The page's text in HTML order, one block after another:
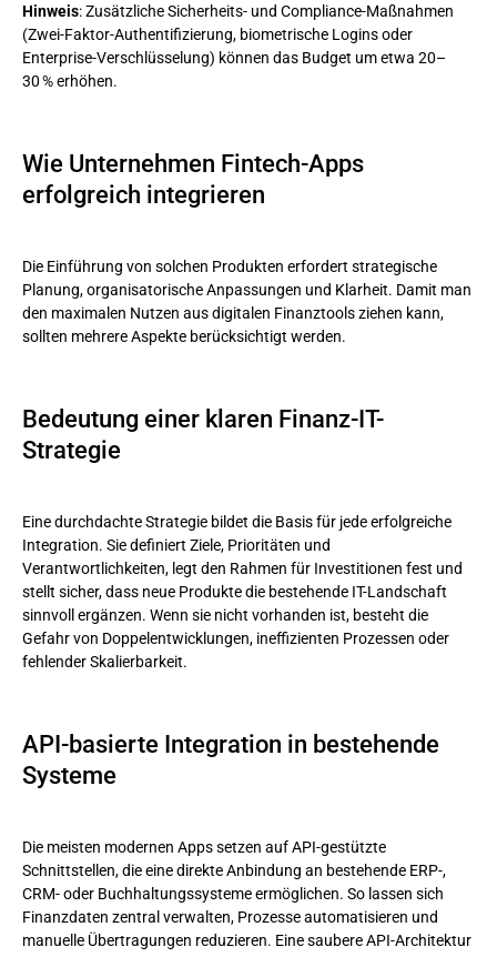
Hinweis: Zusätzliche Sicherheits- und Compliance-Maßnahmen
(Zwei-Faktor-Authentifizierung, biometrische Logins oder
Enterprise-Verschlüsselung) können das Budget um etwa 20–
30 % erhöhen.
Wie Unternehmen Fintech-Apps
erfolgreich integrieren
Die Einführung von solchen Produkten erfordert strategische
Planung, organisatorische Anpassungen und Klarheit. Damit man
den maximalen Nutzen aus digitalen Finanztools ziehen kann,
sollten mehrere Aspekte berücksichtigt werden.
Bedeutung einer klaren Finanz-IT-
Strategie
Eine durchdachte Strategie bildet die Basis für jede erfolgreiche
Integration. Sie definiert Ziele, Prioritäten und
Verantwortlichkeiten, legt den Rahmen für Investitionen fest und
stellt sicher, dass neue Produkte die bestehende IT-Landschaft
sinnvoll ergänzen. Wenn sie nicht vorhanden ist, besteht die
Gefahr von Doppelentwicklungen, ineffizienten Prozessen oder
fehlender Skalierbarkeit.
API-basierte Integration in bestehende
Systeme
Die meisten modernen Apps setzen auf API-gestützte
Schnittstellen, die eine direkte Anbindung an bestehende ERP-,
CRM- oder Buchhaltungssysteme ermöglichen. So lassen sich
Finanzdaten zentral verwalten, Prozesse automatisieren und
manuelle Übertragungen reduzieren. Eine saubere API-Architektur